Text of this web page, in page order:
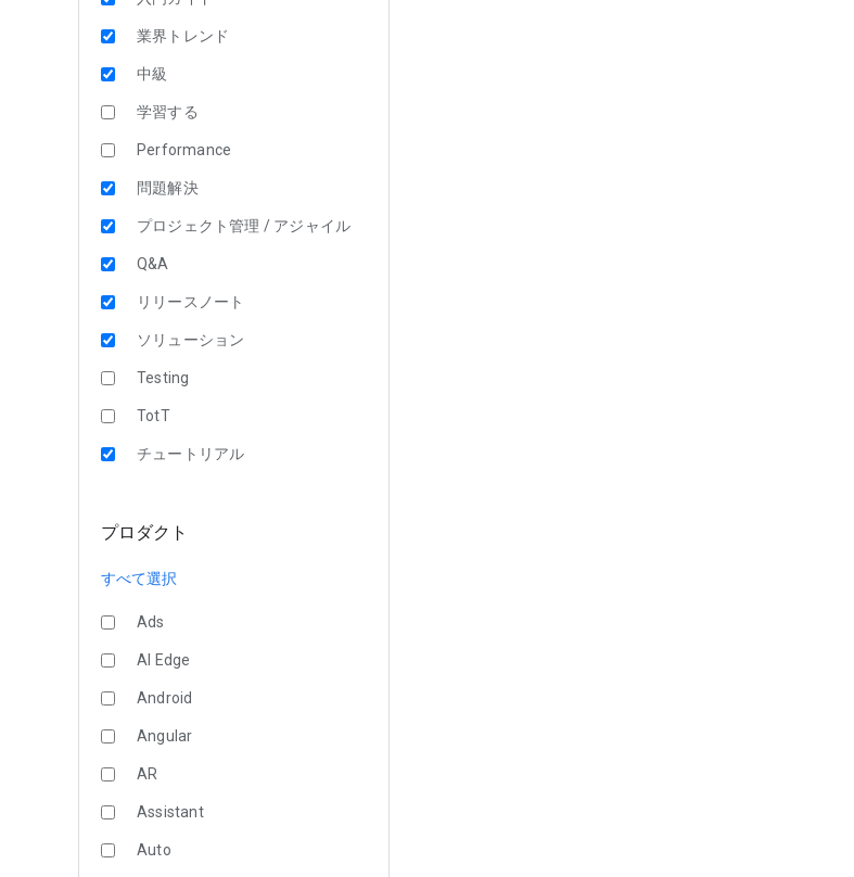
業界トレンド
中級
学習する
Performance
問題解決
プロジェクト管理 / アジャイル
Q&A
リリースノート
ソリューション
Testing
TotT
チュートリアル
プロダクト
すべて選択
Ads
AI Edge
Android
Angular
AR
Assistant
Auto